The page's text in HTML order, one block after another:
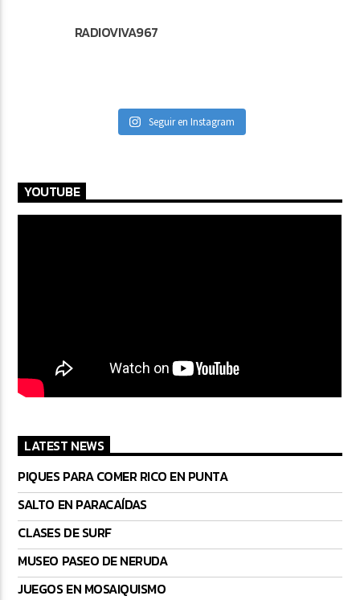
RADIOVIVA967
Seguir en Instagram
YOUTUBE
LATEST NEWS
PIQUES PARA COMER RICO EN PUNTA
SALTO EN PARACAÍDAS
CLASES DE SURF
MUSEO PASEO DE NERUDA
JUEGOS EN MOSAIQUISMO